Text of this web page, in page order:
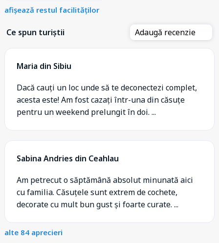
afișează restul facilităților
Ce spun turiștii Adaugă recenzie
Maria din Sibiu
Dacă cauți un loc unde să te deconectezi complet,
acesta este! Am fost cazați într-una din căsuțe
pentru un weekend prelungit în doi. ...
Sabina Andries din Ceahlau
Am petrecut o săptămână absolut minunată aici
cu familia. Căsuțele sunt extrem de cochete,
decorate cu mult bun gust și foarte curate. ...
alte 84 aprecieri